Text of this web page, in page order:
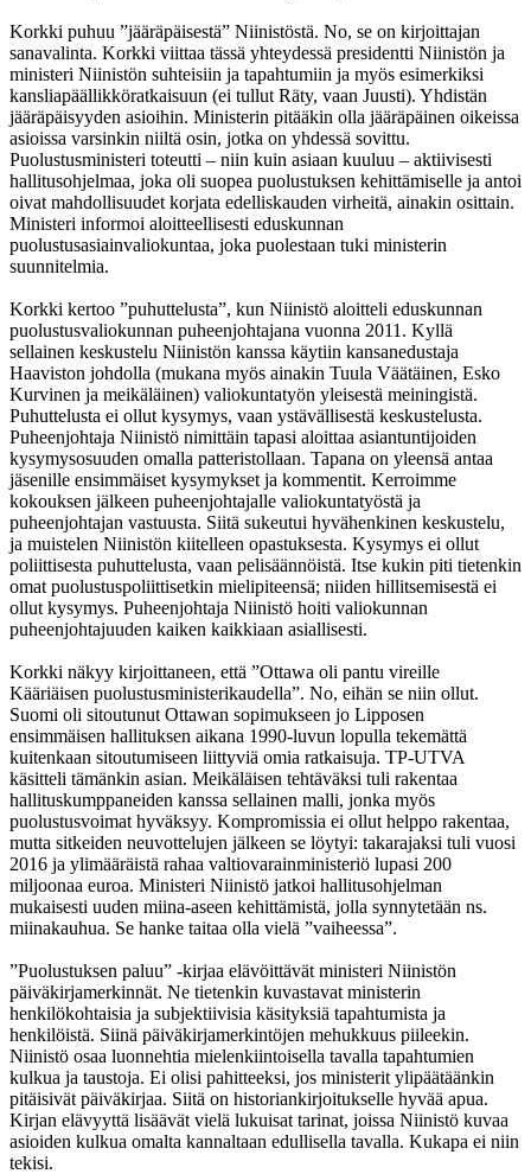
Korkki puhuu ”jääräpäisestä” Niinistöstä. No, se on kirjoittajan
sanavalinta. Korkki viittaa tässä yhteydessä presidentti Niinistön ja
ministeri Niinistön suhteisiin ja tapahtumiin ja myös esimerkiksi
kansliapäällikköratkaisuun (ei tullut Räty, vaan Juusti). Yhdistän
jääräpäisyyden asioihin. Ministerin pitääkin olla jääräpäinen oikeissa
asioissa varsinkin niiltä osin, jotka on yhdessä sovittu.
Puolustusministeri toteutti – niin kuin asiaan kuuluu – aktiivisesti
hallitusohjelmaa, joka oli suopea puolustuksen kehittämiselle ja antoi
oivat mahdollisuudet korjata edelliskauden virheitä, ainakin osittain.
Ministeri informoi aloitteellisesti eduskunnan
puolustusasiainvaliokuntaa, joka puolestaan tuki ministerin
suunnitelmia.
Korkki kertoo ”puhuttelusta”, kun Niinistö aloitteli eduskunnan
puolustusvaliokunnan puheenjohtajana vuonna 2011. Kyllä
sellainen keskustelu Niinistön kanssa käytiin kansanedustaja
Haaviston johdolla (mukana myös ainakin Tuula Väätäinen, Esko
Kurvinen ja meikäläinen) valiokuntatyön yleisestä meiningistä.
Puhuttelusta ei ollut kysymys, vaan ystävällisestä keskustelusta.
Puheenjohtaja Niinistö nimittäin tapasi aloittaa asiantuntijoiden
kysymysosuuden omalla patteristollaan. Tapana on yleensä antaa
jäsenille ensimmäiset kysymykset ja kommentit. Kerroimme
kokouksen jälkeen puheenjohtajalle valiokuntatyöstä ja
puheenjohtajan vastuusta. Siitä sukeutui hyvähenkinen keskustelu,
ja muistelen Niinistön kiitelleen opastuksesta. Kysymys ei ollut
poliittisesta puhuttelusta, vaan pelisäännöistä. Itse kukin piti tietenkin
omat puolustuspoliittisetkin mielipiteensä; niiden hillitsemisestä ei
ollut kysymys. Puheenjohtaja Niinistö hoiti valiokunnan
puheenjohtajuuden kaiken kaikkiaan asiallisesti.
Korkki näkyy kirjoittaneen, että ”Ottawa oli pantu vireille
Kääriäisen puolustusministerikaudella”. No, eihän se niin ollut.
Suomi oli sitoutunut Ottawan sopimukseen jo Lipposen
ensimmäisen hallituksen aikana 1990-luvun lopulla tekemättä
kuitenkaan sitoutumiseen liittyviä omia ratkaisuja. TP-UTVA
käsitteli tämänkin asian. Meikäläisen tehtäväksi tuli rakentaa
hallituskumppaneiden kanssa sellainen malli, jonka myös
puolustusvoimat hyväksyy. Kompromissia ei ollut helppo rakentaa,
mutta sitkeiden neuvottelujen jälkeen se löytyi: takarajaksi tuli vuosi
2016 ja ylimääräistä rahaa valtiovarainministeriö lupasi 200
miljoonaa euroa. Ministeri Niinistö jatkoi hallitusohjelman
mukaisesti uuden miina-aseen kehittämistä, jolla synnytetään ns.
miinakauhua. Se hanke taitaa olla vielä ”vaiheessa”.
”Puolustuksen paluu” -kirjaa elävöittävät ministeri Niinistön
päiväkirjamerkinnät. Ne tietenkin kuvastavat ministerin
henkilökohtaisia ja subjektiivisia käsityksiä tapahtumista ja
henkilöistä. Siinä päiväkirjamerkintöjen mehukkuus piileekin.
Niinistö osaa luonnehtia mielenkiintoisella tavalla tapahtumien
kulkua ja taustoja. Ei olisi pahitteeksi, jos ministerit ylipäätäänkin
pitäisivät päiväkirjaa. Siitä on historiankirjoitukselle hyvää apua.
Kirjan elävyyttä lisäävät vielä lukuisat tarinat, joissa Niinistö kuvaa
asioiden kulkua omalta kannaltaan edullisella tavalla. Kukapa ei niin
tekisi.